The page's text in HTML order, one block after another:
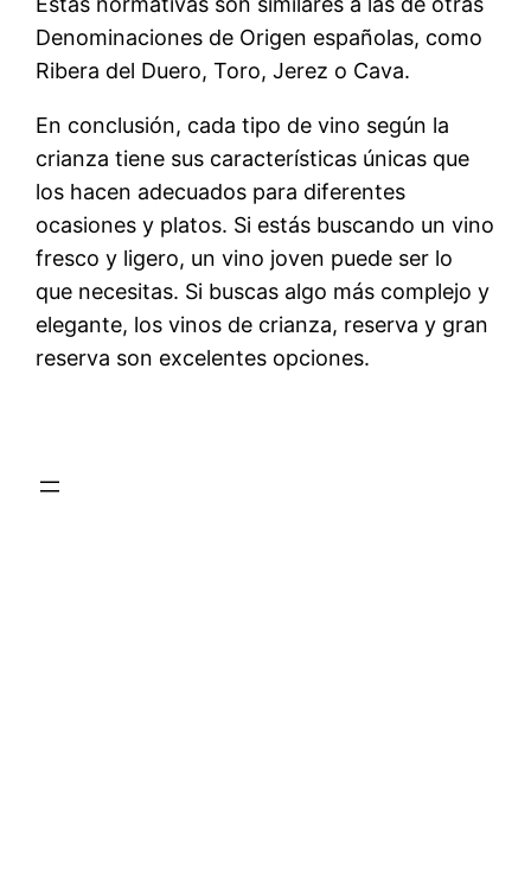
Denominaciones de Origen españolas, como
Ribera del Duero, Toro, Jerez o Cava.
En conclusión, cada tipo de vino según la
crianza tiene sus características únicas que
los hacen adecuados para diferentes
ocasiones y platos. Si estás buscando un vino
fresco y ligero, un vino joven puede ser lo
que necesitas. Si buscas algo más complejo y
elegante, los vinos de crianza, reserva y gran
reserva son excelentes opciones.